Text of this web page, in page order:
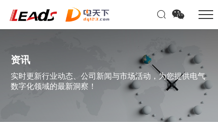
资讯
实时更新行业动态、公司新闻与市场活动，为您提供电气
数字化领域的最新洞察！